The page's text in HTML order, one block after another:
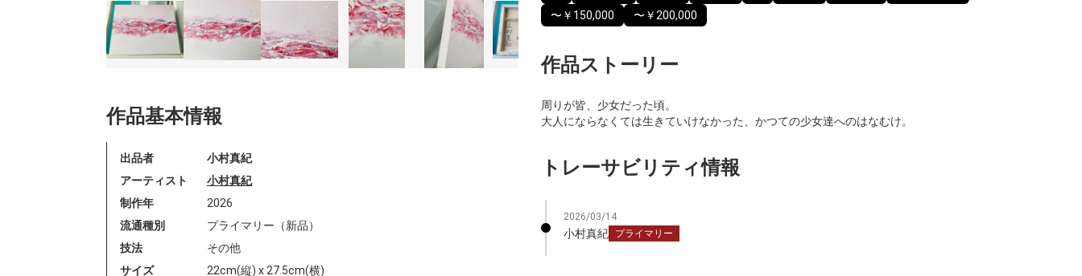
作品基本情報
出品者
小村真紀
アーティスト
小村真紀
制作年
2026
流通種別
プライマリー（新品）
技法
その他
サイズ
22cm(縦) x 27.5cm(横)
〜￥150,000
〜￥200,000
作品ストーリー
周りが皆、少女だった頃。
大人にならなくては生きていけなかった、かつての少女達へのはなむけ。
トレーサビリティ情報
2026/03/14
小村真紀 プライマリー